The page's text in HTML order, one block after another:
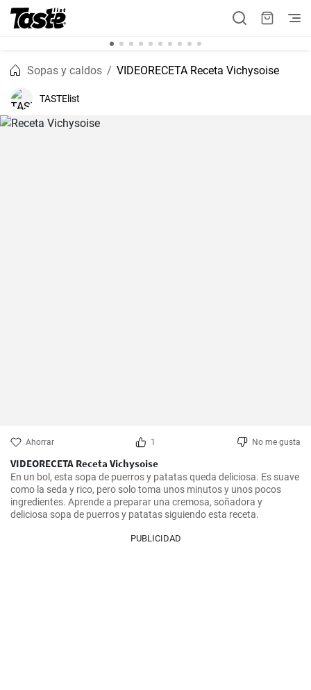
Sopas y caldos VIDEORECETA Receta Vichysoise
TASTElist
Ahorrar 1 No me gusta
VIDEORECETA Receta Vichysoise
En un bol, esta sopa de puerros y patatas queda deliciosa. Es suave
como la seda y rico, pero solo toma unos minutos y unos pocos
ingredientes. Aprende a preparar una cremosa, soñadora y
deliciosa sopa de puerros y patatas siguiendo esta receta.
PUBLICIDAD